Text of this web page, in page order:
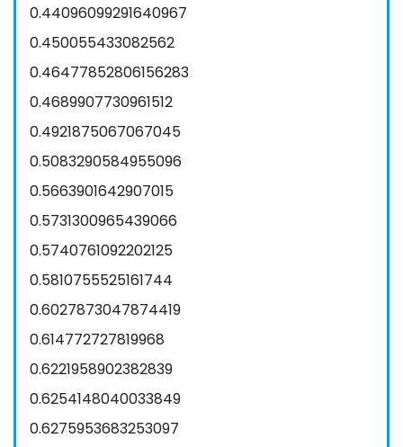
0.44096099291640967
0.450055433082562
0.46477852806156283
0.4689907730961512
0.4921875067067045
0.5083290584955096
0.5663901642907015
0.5731300965439066
0.5740761092202125
0.5810755525161744
0.6027873047874419
0.614772727819968
0.6221958902382839
0.6254148040033849
0.6275953683253097